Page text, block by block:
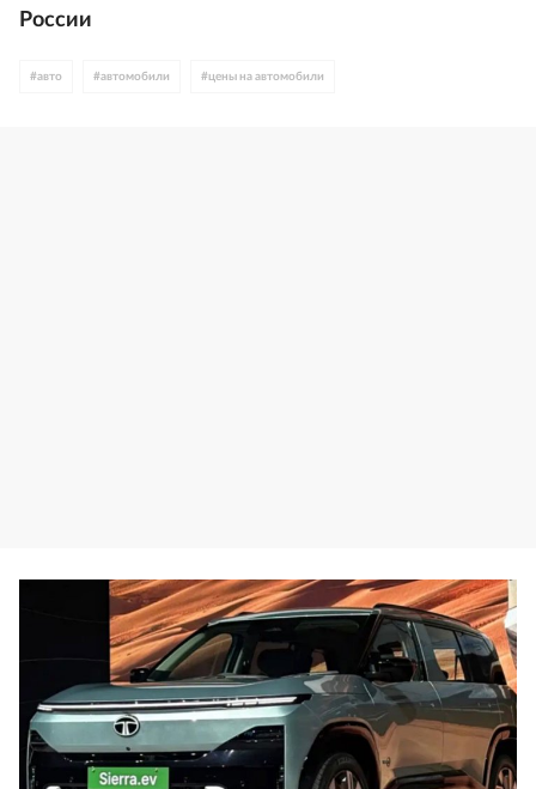
России
#авто #автомобили #цены на автомобили